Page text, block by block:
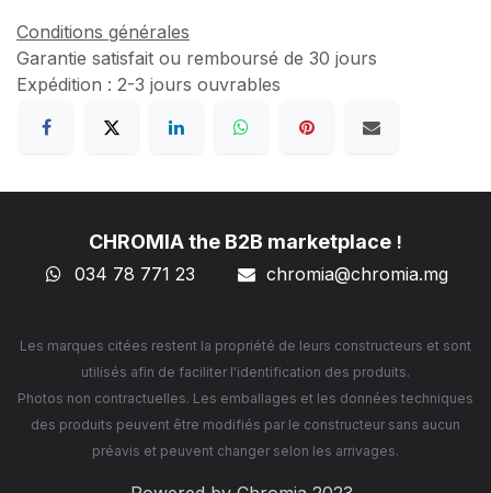
Conditions générales
Garantie satisfait ou remboursé de 30 jours
Expédition : 2-3 jours ouvrables
CHROMIA the B2B marketplace !
034 78 771 23
chromia@chromia.mg
Les marques citées restent la propriété de leurs constructeurs et sont
utilisés afin de faciliter l'identification des produits.
Photos non contractuelles. Les emballages et les données techniques
des produits peuvent être modifiés par le constructeur sans aucun
préavis et peuvent changer selon les arrivages.